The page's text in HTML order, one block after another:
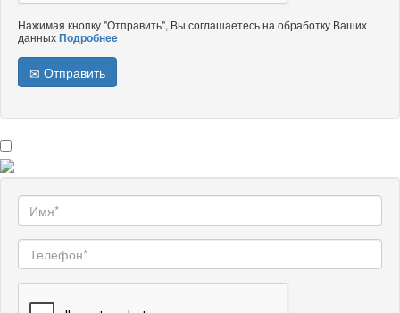
Нажимая кнопку "Отправить", Вы соглашаетесь на обработку Ваших
данныхПодробнее
Отправить